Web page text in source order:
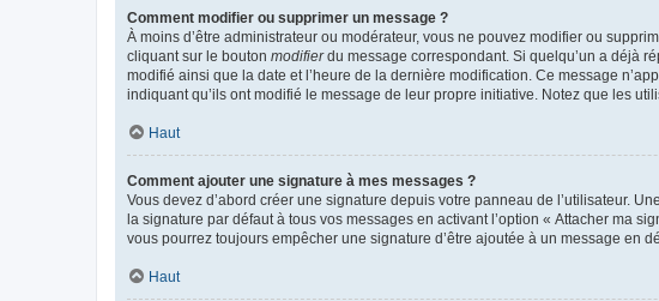
Comment modifier ou supprimer un message ?
À moins d’être administrateur ou modérateur, vous ne pouvez modifier ou
cliquant sur le bouton modifierdu message correspondant. Si quelqu’un a déjà
modifié ainsi que la date et l’heure de la dernière modification. Ce message
indiquant qu’ils ont modifié le message de leur propre initiative. Notez que les
Haut
Comment ajouter une signature à mes messages ?
Vous devez d’abord créer une signature depuis votre panneau de l’utilisateur.
la signature par défaut à tous vos messages en activant l’option « Attacher ma
vous pourrez toujours empêcher une signature d’être ajoutée à un message en
Haut